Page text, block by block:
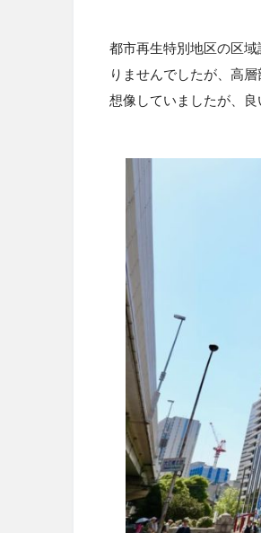
都市再生特別地区の区
りませんでしたが、高
想像していましたが、良